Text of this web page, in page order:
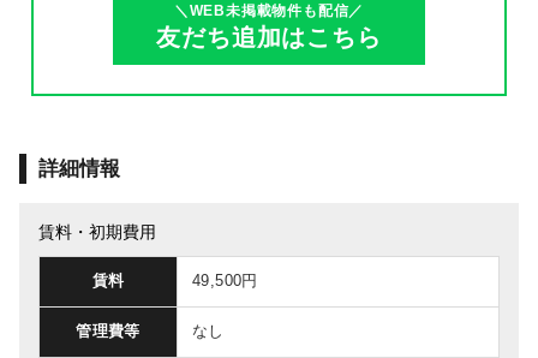
＼WEB未掲載物件も配信／
友だち追加はこちら
詳細情報
賃料・初期費用
賃料 49,500円
管理費等 なし